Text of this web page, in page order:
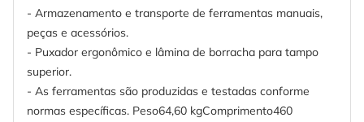
- Armazenamento e transporte de ferramentas manuais,
peças e acessórios.
- Puxador ergonômico e lâmina de borracha para tampo
superior.
- As ferramentas são produzidas e testadas conforme
normas específicas. Peso64,60 kgComprimento460